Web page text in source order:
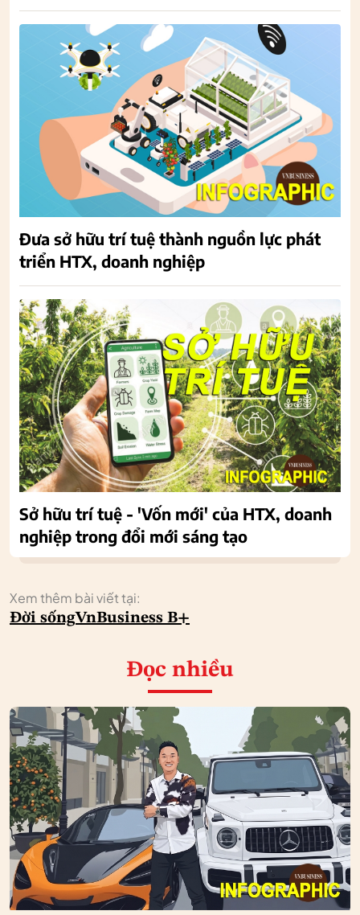
Đưa sở hữu trí tuệ thành nguồn lực phát
triển HTX, doanh nghiệp
Sở hữu trí tuệ - 'Vốn mới' của HTX, doanh
nghiệp trong đổi mới sáng tạo
Xem thêm bài viết tại:
Đời sốngVnBusiness B+
Đọc nhiều